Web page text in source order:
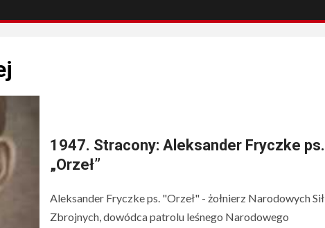
1947. Stracony: Aleksander Fryczke ps.
„Orzeł”
Aleksander Fryczke ps. "Orzeł" - żołnierz Narodowych Sił
Zbrojnych, dowódca patrolu leśnego Narodowego